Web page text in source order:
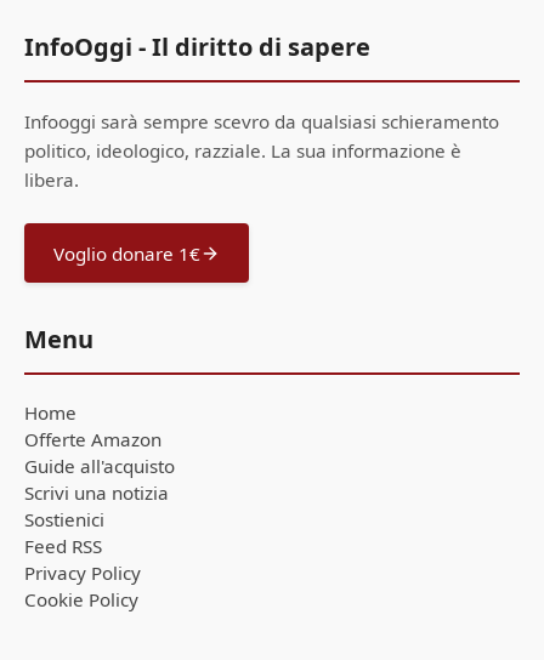
InfoOggi - Il diritto di sapere
Infooggi sarà sempre scevro da qualsiasi schieramento
politico, ideologico, razziale. La sua informazione è
libera.
Voglio donare 1€
Menu
Home
Offerte Amazon
Guide all'acquisto
Scrivi una notizia
Sostienici
Feed RSS
Privacy Policy
Cookie Policy